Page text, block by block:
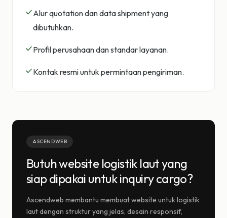
Alur quotation dan data shipment yang
dibutuhkan.
Profil perusahaan dan standar layanan.
Kontak resmi untuk permintaan pengiriman.
ASCENDWEB
Butuh website logistik laut yang
siap dipakai untuk inquiry cargo?
Ascendweb membantu membuat website untuk logistik
laut dengan struktur yang jelas, desain responsif,